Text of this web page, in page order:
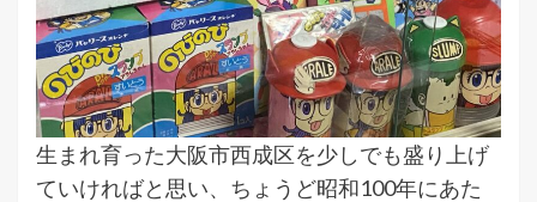
生まれ育った大阪市西成区を少しでも盛り上げ
ていければと思い、ちょうど昭和100年にあた